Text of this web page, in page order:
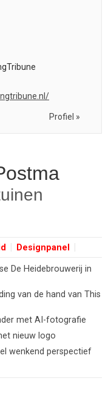
Profiel »
Designpanel
De Heidebrouwerij in
van de hand van This
met AI-fotografie
nieuw logo
wenkend perspectief